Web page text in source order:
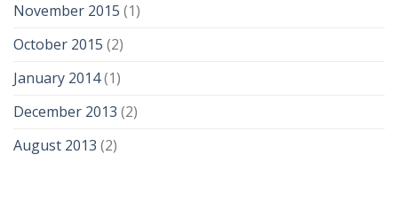
November 2015 (1)
October 2015 (2)
January 2014(1)
December 2013 (2)
August 2013 (2)